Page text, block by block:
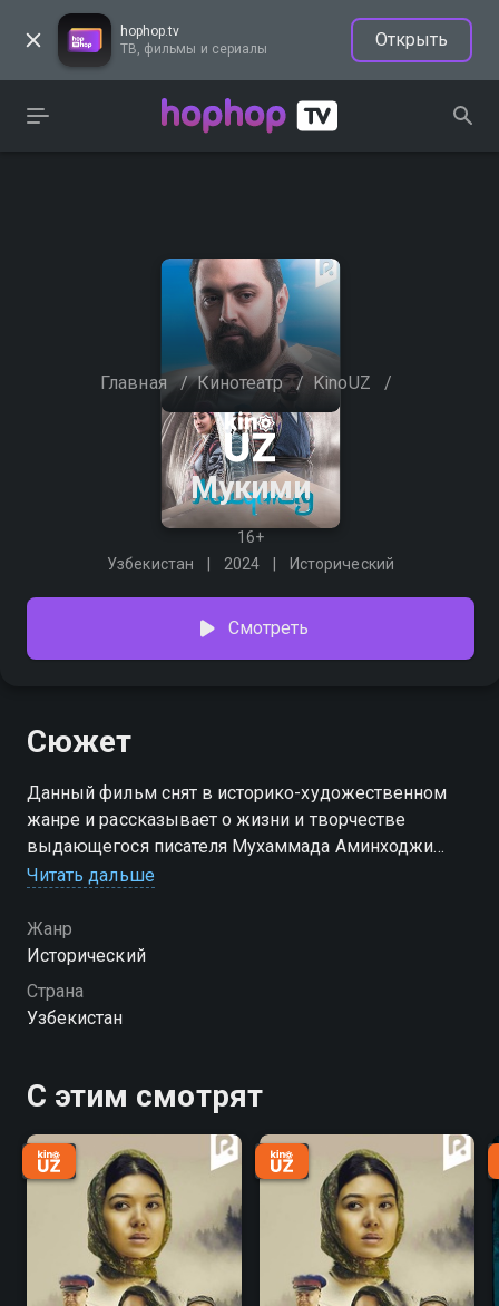
hophop.tv
ТВ, фильмы и сериалы
Открыть
Главная / Кинотеатр / KinoUZ /
Мукими
16+
Узбекистан
2024 Исторический
Смотреть
Сюжет
Данный фильм снят в историко-художественном
жанре и рассказывает о жизни и творчестве
выдающегося писателя Мухаммада Аминходжи
Мукими. Основные события кинокартины
вырос писатель, а также отражают эпоху, в которой
жил Мукими.
Читать дальше
Жанр
Исторический
Страна
Узбекистан
С этим смотрят